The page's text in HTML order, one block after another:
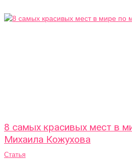
8 самых красивых мест в
Михаила Кожухова
Статья